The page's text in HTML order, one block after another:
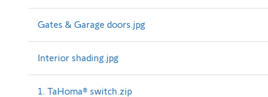
Gates & Garage doors.jpg
Interior shading.jpg
1. TaHoma® switch.zip